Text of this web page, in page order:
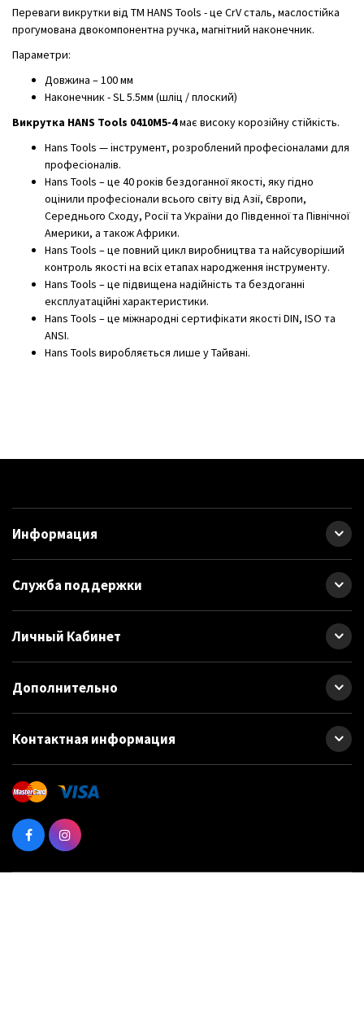
Переваги викрутки від ТМ HANS Tools - це CrV сталь, маслостійка
прогумована двокомпонентна ручка, магнітний наконечник.
Параметри:
Довжина – 100 мм
Наконечник - SL 5.5мм (шліц / плоский)
Викрутка HANS Tools 0410M5-4має високу корозійну стійкість.
Hans Tools — інструмент, розроблений професіоналами для
професіоналів.
Hans Tools – це 40 років бездоганної якості, яку гідно
оцінили професіонали всього світу від Азії, Європи,
Середнього Сходу, Росії та України до Південної та Північної
Америки, а також Африки.
Hans Tools – це повний цикл виробництва та найсуворіший
контроль якості на всіх етапах народження інструменту.
Hans Tools – це підвищена надійність та бездоганні
експлуатаційні характеристики.
Hans Tools – це міжнародні сертифікати якості DIN, ISO та
ANSI.
Hans Tools виробляється лише у Тайвані.
Информация
Служба поддержки
Личный Кабинет
Дополнительно
Контактная информация